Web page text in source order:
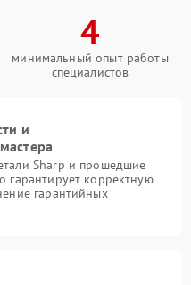
4
минимальный опыт работы
специалистов
и
Sharp и прошедшие
гарантирует корректную
гарантийных